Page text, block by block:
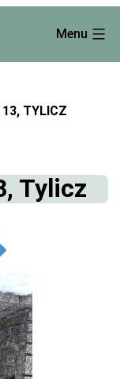
Menu
13, TYLICZ
Tylicz